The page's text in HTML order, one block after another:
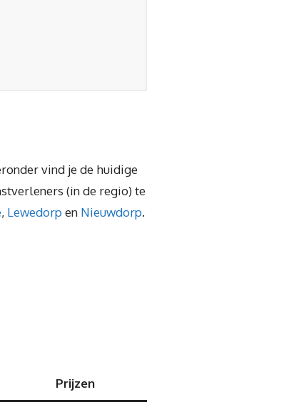
vind je de huidige
(in de regio) te
, Lewedorp en Nieuwdorp.
Prijzen